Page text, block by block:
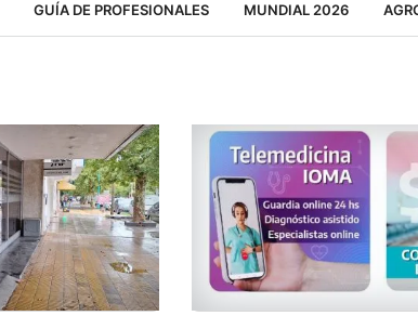
GUÍA DE PROFESIONALES MUNDIAL 2026